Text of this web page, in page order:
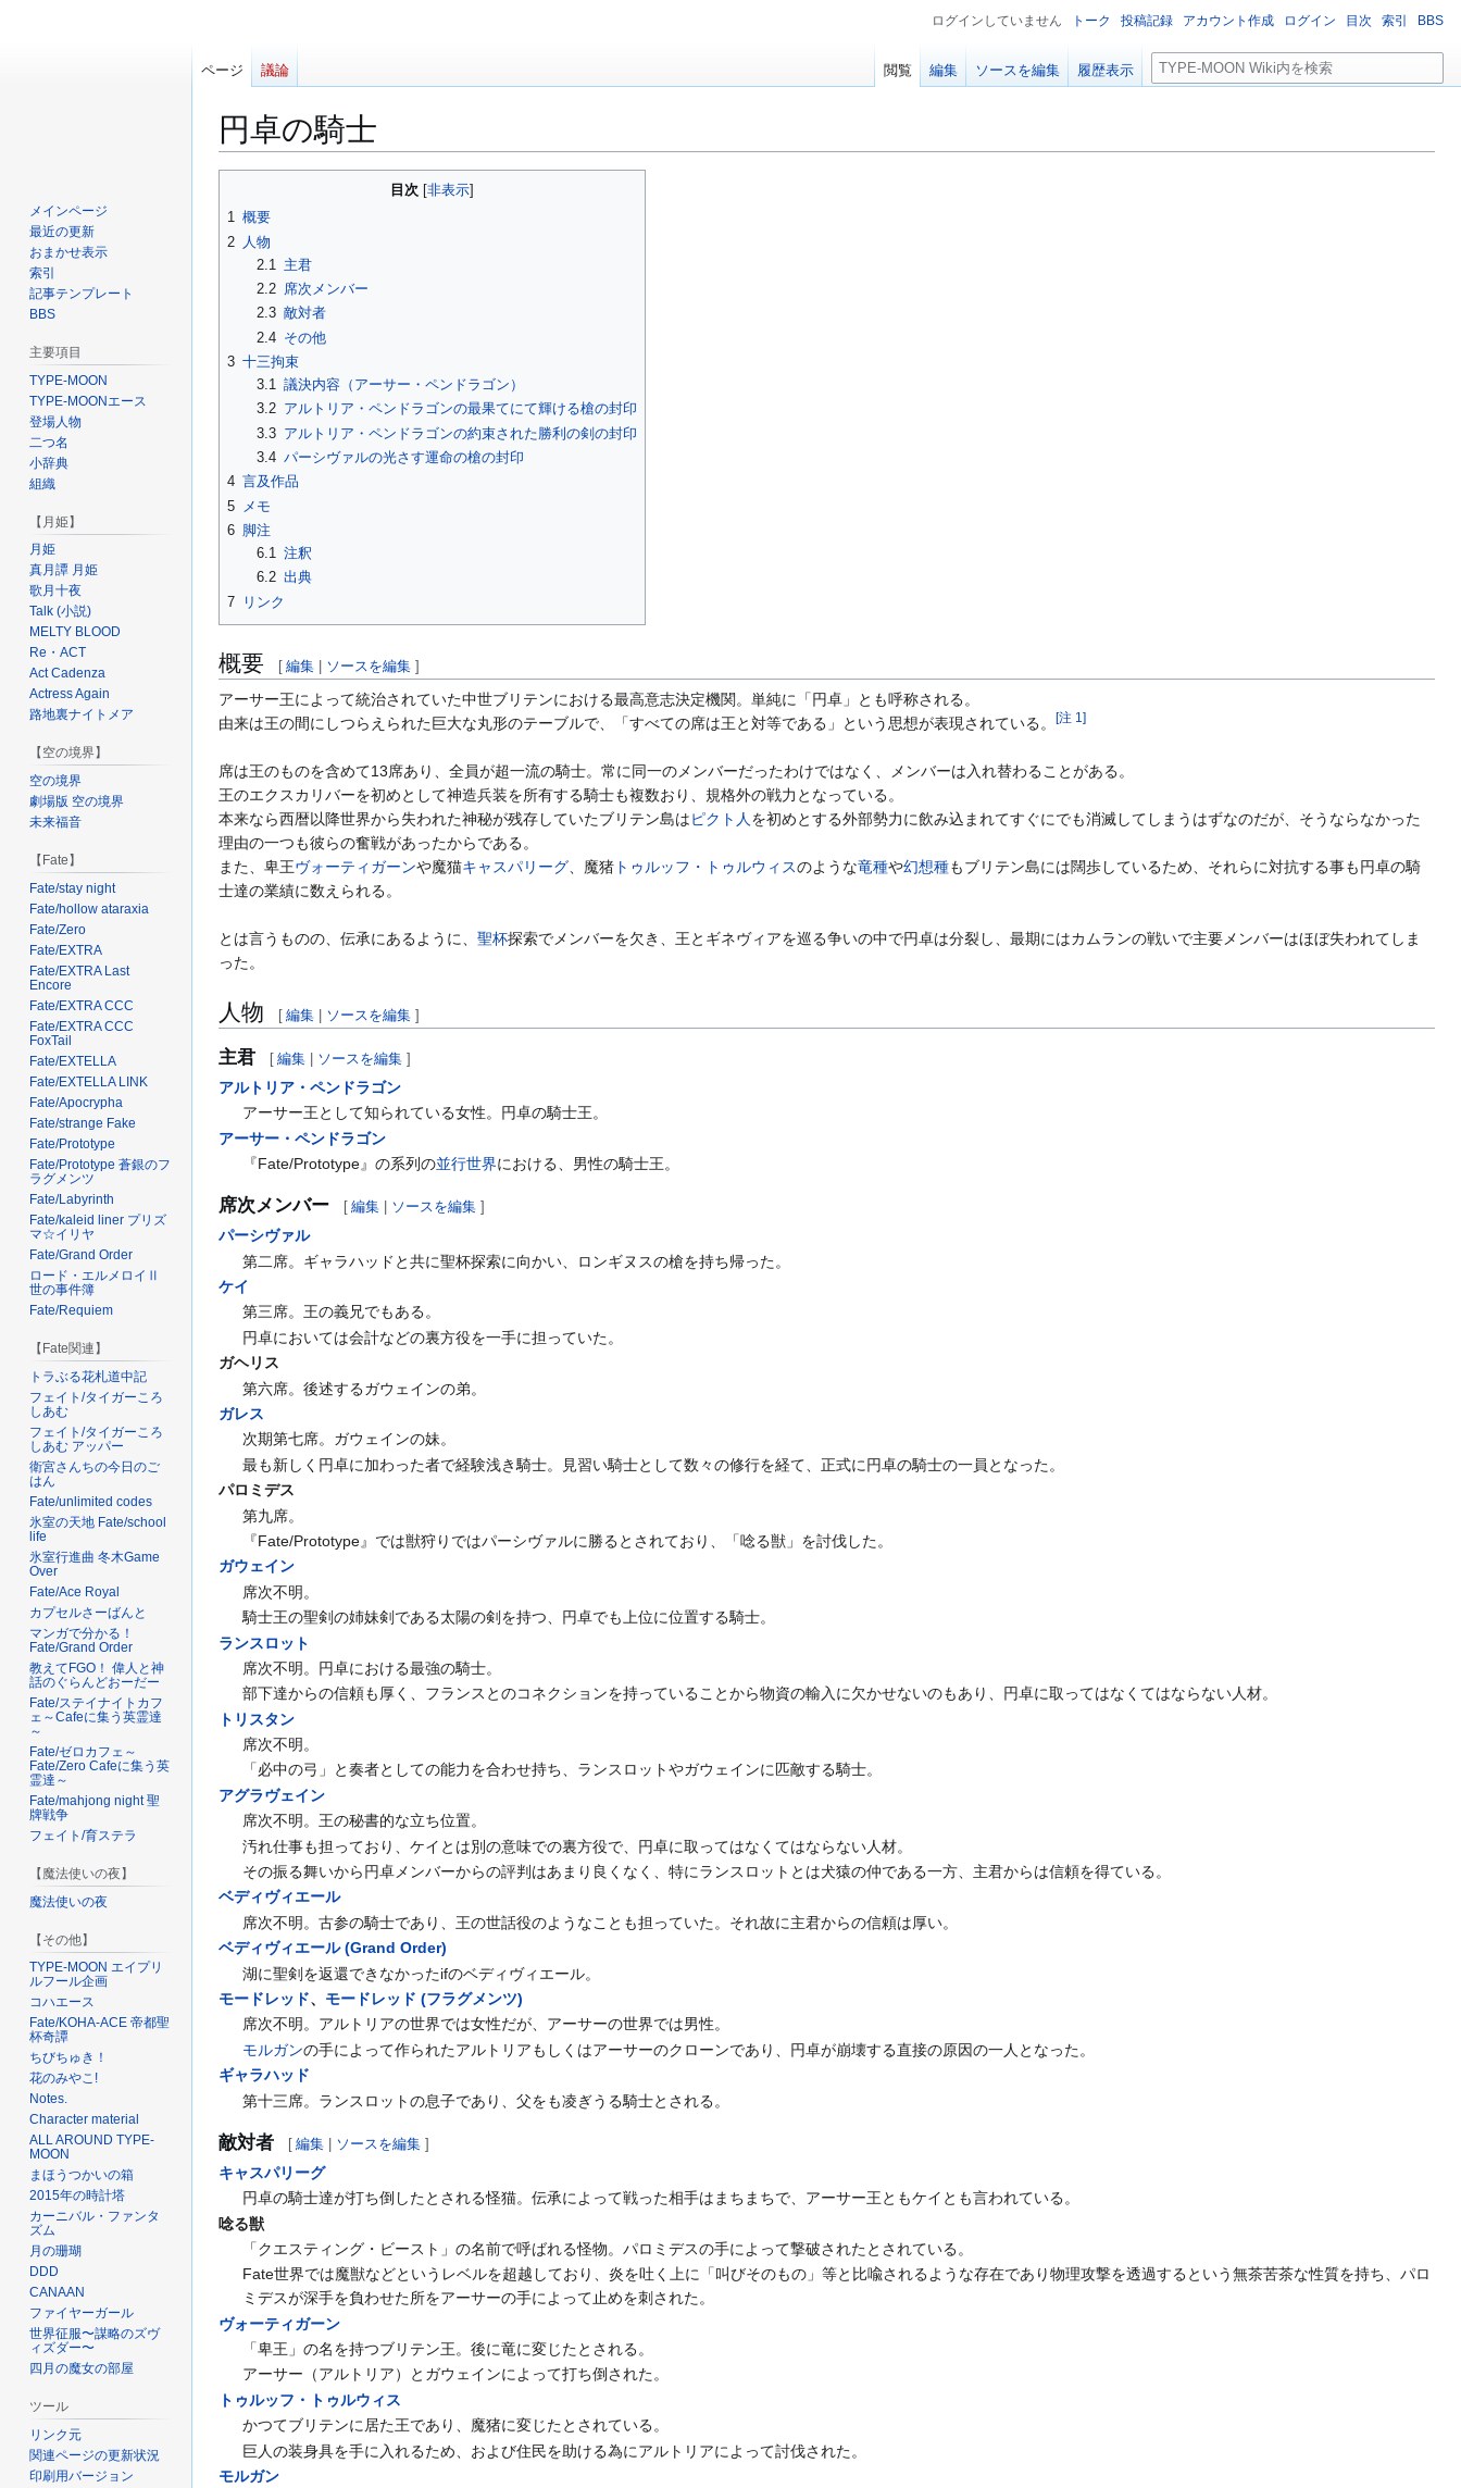
円卓の騎士
ー
移
移
目次
1 概要
2
人物
2.1
主君
2.2 席次メンバー
2.3 敵対者
2.4 その他
3 十三拘束
3.1 議決内容（アーサー・ペンドラゴン）
3.2 アルトリア・ペンドラゴンの最果てにて輝ける槍の封印
3.3 アルトリア・ペンドラゴンの約束された勝利の剣の封印
3.4 パーシヴァルの光さす運命の槍の封印
4 言及作品
5
メモ
6 脚注
6.1 注釈
6.2 出典
7
リンク
概要 [ 編集 ソースを編集 ]
アーサー王によって統治されていた中世ブリテンにおける最高意志決定機関。単純に「円卓」とも呼称される。
由来は王の間にしつらえられた巨大な丸形のテーブルで、「すべての席は王と対等である」という思想が表現されている。
[注 1]
席は王のものを含めて13席あり、全員が超一流の騎士。常に同一のメンバーだったわけではなく、メンバーは入れ替わることがある。
王のエクスカリバーを初めとして神造兵装を所有する騎士も複数おり、規格外の戦力となっている。
本来なら西暦以降世界から失われた神秘が残存していたブリテン島はピクト人を初めとする外部勢力に飲み込まれてすぐにでも消滅してしまうはずなのだが、そうならなかった
理由の一つも彼らの奮戦があったからである。
また、卑王ヴォーティガーンや魔猫キャスパリーグ、魔猪 トゥルッフ・トゥルウィスのような竜種や幻想種もブリテン島には闊歩しているため、それらに対抗する事も円卓の騎
士達の業績に数えられる。
とは言うものの、伝承にあるように、 聖杯探索でメンバーを欠き、王とギネヴィアを巡る争いの中で円卓は分裂し、最期にはカムランの戦いで主要メンバーはほぼ失われてしま
った。
人物 [ 編集 ソースを編集 ]
主君 [ 編集 ソースを編集 ]
アルトリア・ペンドラゴン
アーサー王として知られている女性。円卓の騎士王。
アーサー・ペンドラゴン
『Fate/Prototype』の系列の並行世界における、男性の騎士王。
席次メンバー [ 編集 ソースを編集 ]
パーシヴァル
第二席。ギャラハッドと共に聖杯探索に向かい、ロンギヌスの槍を持ち帰った。
ケイ
第三席。王の義兄でもある。
円卓においては会計などの裏方役を一手に担っていた。
ガヘリス
第六席。後述するガウェインの弟。
ガレス
次期第七席。ガウェインの妹。
最も新しく円卓に加わった者で経験浅き騎士。見習い騎士として数々の修行を経て、正式に円卓の騎士の一員となった。
パロミデス
第九席。
『Fate/Prototype』では獣狩りではパーシヴァルに勝るとされており、「唸る獣」を討伐した。
ガウェイン
席次不明。
騎士王の聖剣の姉妹剣である太陽の剣を持つ、円卓でも上位に位置する騎士。
ランスロット
席次不明。円卓における最強の騎士。
部下達からの信頼も厚く、フランスとのコネクションを持っていることから物資の輸入に欠かせないのもあり、円卓に取ってはなくてはならない人材。
トリスタン
席次不明。
「必中の弓」と奏者としての能力を合わせ持ち、ランスロットやガウェインに匹敵する騎士。
アグラヴェイン
席次不明。王の秘書的な立ち位置。
汚れ仕事も担っており、ケイとは別の意味での裏方役で、円卓に取ってはなくてはならない人材。
その振る舞いから円卓メンバーからの評判はあまり良くなく、特にランスロットとは犬猿の仲である一方、主君からは信頼を得ている。
ベディヴィエール
席次不明。古参の騎士であり、王の世話役のようなことも担っていた。それ故に主君からの信頼は厚い。
ベディヴィエール (Grand Order)
湖に聖剣を返還できなかったifのベディヴィエール。
モードレッド、 モードレッド (フラグメンツ)
席次不明。アルトリアの世界では女性だが、アーサーの世界では男性。
モルガンの手によって作られたアルトリアもしくはアーサーのクローンであり、円卓が崩壊する直接の原因の一人となった。
ギャラハッド
第十三席。ランスロットの息子であり、父をも凌ぎうる騎士とされる。
敵対者 [ 編集 ソースを編集 ]
キャスパリーグ
円卓の騎士達が打ち倒したとされる怪猫。伝承によって戦った相手はまちまちで、アーサー王ともケイとも言われている。
唸る獣
「クエスティング・ビースト」の名前で呼ばれる怪物。パロミデスの手によって撃破されたとされている。
Fate世界では魔獣などというレベルを超越しており、炎を吐く上に「叫びそのもの」等と比喩されるような存在であり物理攻撃を透過するという無茶苦茶な性質を持ち、パロ
ミデスが深手を負わせた所をアーサーの手によって止めを刺された。
ヴォーティガーン
「卑王」の名を持つブリテン王。後に竜に変じたとされる。
アーサー（アルトリア）とガウェインによって打ち倒された。
トゥルッフ・トゥルウィス
かつてブリテンに居た王であり、魔猪に変じたとされている。
巨人の装身具を手に入れるため、および住民を助ける為にアルトリアによって討伐された。
モルガン
ログインしていません トーク 投稿記録 アカウント作成 ログイン 目次 索引 BBS
ページ 議論 閲覧 編集 ソースを編集 履歴表示
検
索
メインページ
最近の更新
おまかせ表示
索引
記事テンプレート
BBS
主要項目
TYPE-MOON
TYPE-MOONエース
登場人物
二つ名
小辞典
組織
【月姫】
月姫
真月譚 月姫
歌月十夜
Talk (小説)
MELTY BLOOD
Re・ACT
Act Cadenza
Actress Again
路地裏ナイトメア
【空の境界】
空の境界
劇場版 空の境界
未来福音
【Fate】
Fate/stay night
Fate/hollow ataraxia
Fate/Zero
Fate/EXTRA
Fate/EXTRA Last
Encore
Fate/EXTRA CCC
Fate/EXTRA CCC
FoxTail
Fate/EXTELLA
Fate/EXTELLA LINK
Fate/Apocrypha
Fate/strange Fake
Fate/Prototype
Fate/Prototype 蒼銀のフ
ラグメンツ
Fate/Labyrinth
Fate/kaleid liner プリズ
マ☆イリヤ
Fate/Grand Order
ロード・エルメロイⅡ
世の事件簿
Fate/Requiem
【Fate関連】
トラぶる花札道中記
フェイト/タイガーころ
しあむ
フェイト/タイガーころ
しあむ アッパー
衛宮さんちの今日のご
はん
Fate/unlimited codes
氷室の天地 Fate/school
life
氷室行進曲 冬木Game
Over
Fate/Ace Royal
カプセルさーばんと
マンガで分かる！
Fate/Grand Order
教えてFGO！ 偉人と神
話のぐらんどおーだー
Fate/ステイナイトカフ
ェ～Cafeに集う英霊達
～
Fate/ゼロカフェ～
Fate/Zero Cafeに集う英
霊達～
Fate/mahjong night 聖
牌戦争
フェイト/育ステラ
【魔法使いの夜】
魔法使いの夜
【その他】
TYPE-MOON エイプリ
ルフール企画
コハエース
Fate/KOHA-ACE 帝都聖
杯奇譚
ちびちゅき！
花のみやこ!
Notes.
Character material
ALL AROUND TYPE-
MOON
まほうつかいの箱
2015年の時計塔
カーニバル・ファンタ
ズム
月の珊瑚
DDD
CANAAN
ファイヤーガール
世界征服〜謀略のズヴ
ィズダー〜
四月の魔女の部屋
ツール
リンク元
関連ページの更新状況
印刷用バージョン